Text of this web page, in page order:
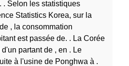
. Selon les statistiques
Statistics Korea, sur la
, la consommation
est passée de. . La Corée
partant de , en . Le
à l'usine de Ponghwa à .